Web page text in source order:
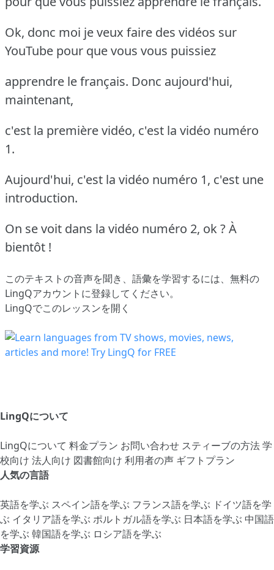
Ok, donc moi je veux faire des vidéos sur
YouTube pour que vous vous puissiez
apprendre le français. Donc aujourd'hui,
maintenant,
c'est la première vidéo, c'est la vidéo numéro
1.
Aujourd'hui, c'est la vidéo numéro 1, c'est une
introduction.
On se voit dans la vidéo numéro 2, ok ? À
bientôt !
このテキストの音声を聞き、語彙を学習するには、 無料の
LingQアカウントに登録してください。
LingQでこのレッスンを開く
LingQについて
LingQについて 料金プラン お問い合わせ スティーブの方法学
校向け 法人向け 図書館向け 利用者の声 ギフトプラン
人気の言語
英語を学ぶ スペイン語を学ぶ フランス語を学ぶ ドイツ語を学
ぶ イタリア語を学ぶ ポルトガル語を学ぶ 日本語を学ぶ 中国語
を学ぶ 韓国語を学ぶ ロシア語を学ぶ
学習資源